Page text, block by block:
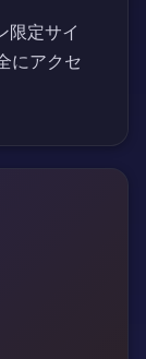
限定サイ
にアクセ